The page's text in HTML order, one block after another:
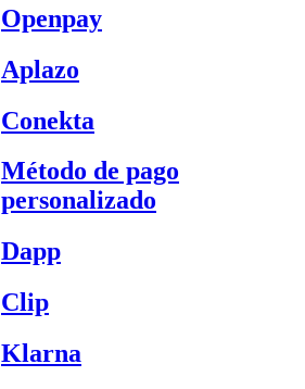
Openpay
Aplazo
Conekta
Método de pago
personalizado
Dapp
Clip
Klarna